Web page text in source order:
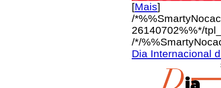
[Mais]
/
26140702%%*/
/*/
Dia Internacional